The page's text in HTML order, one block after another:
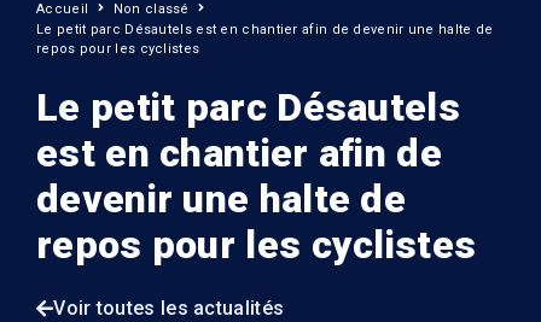
Accueil
Non classé
Le petit parc Désautels est en chantier afin de devenir une halte de
repos pour les cyclistes
Le petit parc Désautels
est en chantier afin de
devenir une halte de
repos pour les cyclistes
Voir toutes les actualités